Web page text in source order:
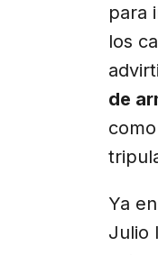
para
los
de
Ya
Julio